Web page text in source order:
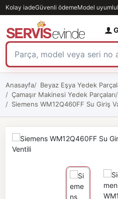
Kolay iadeGüvenli ödemeModel
Anasayfa
Beyaz Eşya Yedek
Çamaşır Makinesi Yedek Parçaları
Siemens WM12Q460FF Su Giriş